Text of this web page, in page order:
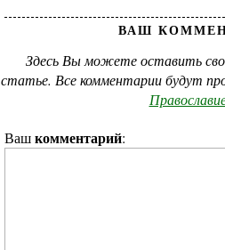
ВАШ
Здесь Вы можете оставить
статье. Все комментарии будут
Вашкомментарий: